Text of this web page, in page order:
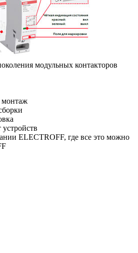
модульных контакторов
ELECTROFF, где все это можно